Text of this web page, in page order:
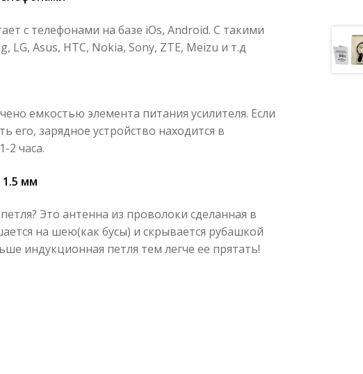
с телефонами на базе iOs, Android. С такими
Asus, HTC, Nokia, Sony, ZTE, Meizu и т.д
емкостью элемента питания усилителя. Если
его, зарядное устройство находится в
2 часа.
мм
Это антенна из проволоки сделанная в
на шею(как бусы) и скрывается рубашкой
индукционная петля тем легче ее прятать!